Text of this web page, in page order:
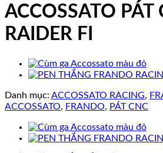
ACCOSSATO PÁT
RAIDER FI
Danh mục: ACCOSSATO RACING,
ACCOSSATO, FRANDO, PÁT CNC